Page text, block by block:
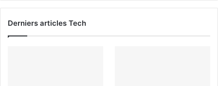
Derniers articles Tech